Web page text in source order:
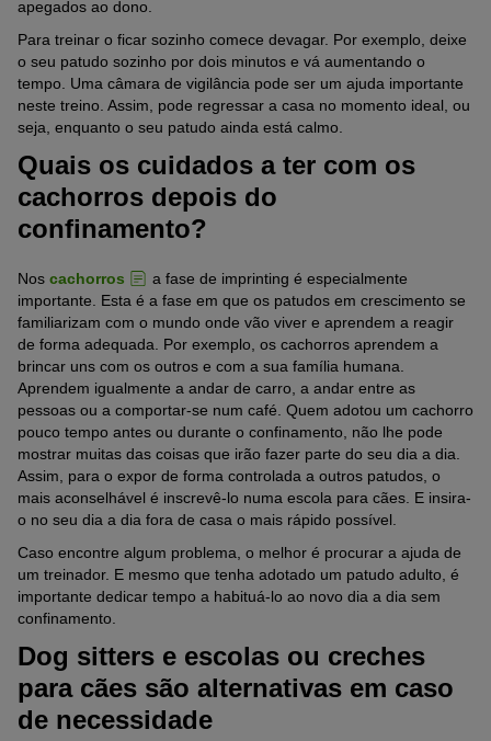
apegados ao dono.
Para treinar o ficar sozinho comece devagar. Por exemplo, deixe
o seu patudo sozinho por dois minutos e vá aumentando o
tempo. Uma câmara de vigilância pode ser um ajuda importante
neste treino. Assim, pode regressar a casa no momento ideal, ou
seja, enquanto o seu patudo ainda está calmo.
Quais os cuidados a ter com os
cachorros depois do
confinamento?
Nos cachorros
a fase de imprinting é especialmente
importante. Esta é a fase em que os patudos em crescimento se
familiarizam com o mundo onde vão viver e aprendem a reagir
de forma adequada. Por exemplo, os cachorros aprendem a
brincar uns com os outros e com a sua família humana.
Aprendem igualmente a andar de carro, a andar entre as
pessoas ou a comportar-se num café. Quem adotou um cachorro
pouco tempo antes ou durante o confinamento, não lhe pode
mostrar muitas das coisas que irão fazer parte do seu dia a dia.
Assim, para o expor de forma controlada a outros patudos, o
mais aconselhável é inscrevê-lo numa escola para cães. E insira-
o no seu dia a dia fora de casa o mais rápido possível.
Caso encontre algum problema, o melhor é procurar a ajuda de
um treinador. E mesmo que tenha adotado um patudo adulto, é
importante dedicar tempo a habituá-lo ao novo dia a dia sem
confinamento.
Dog sitters e escolas ou creches
para cães são alternativas em caso
de necessidade